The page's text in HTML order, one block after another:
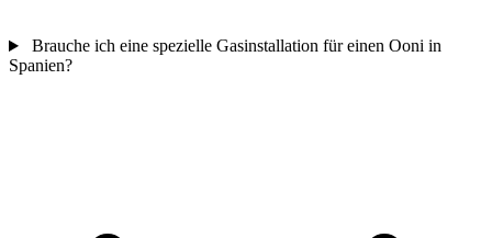
Brauche ich eine spezielle Gasinstallation für einen Ooni in
Spanien?